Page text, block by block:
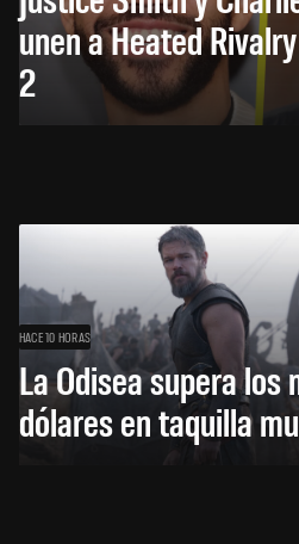
unen a Heated
2
HACE 10 HORAS
La Odisea supera los
dólares en taquilla